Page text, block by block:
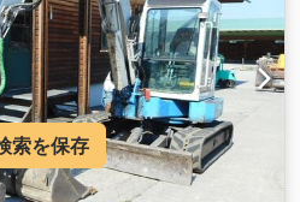
索を保存